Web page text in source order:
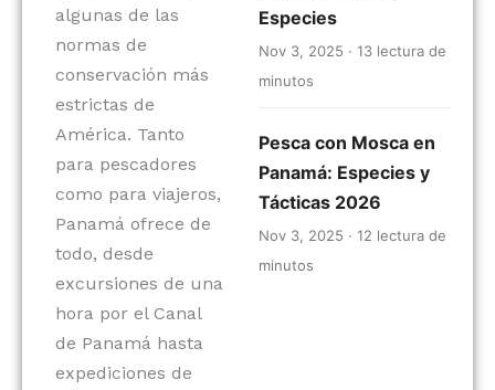
algunas de las
normas de
conservación más
estrictas de
América. Tanto
para pescadores
como para viajeros,
Panamá ofrece de
todo, desde
excursiones de una
hora por el Canal
de Panamá hasta
expediciones de
Especies
Nov 3, 2025 · 13 lectura de
minutos
Pesca con Mosca en
Panamá: Especies y
Tácticas 2026
Nov 3, 2025 · 12 lectura de
minutos